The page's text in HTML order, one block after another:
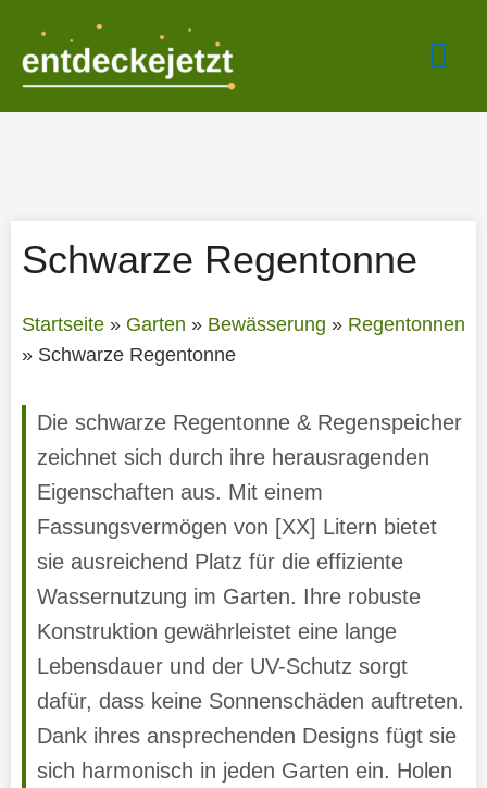
springen
Schwarze Regentonne
Startseite» Garten » Bewässerung » Regentonnen
» Schwarze Regentonne
Die schwarze Regentonne & Regenspeicher
zeichnet sich durch ihre herausragenden
Eigenschaften aus. Mit einem
Fassungsvermögen von [XX] Litern bietet
sie ausreichend Platz für die effiziente
Wassernutzung im Garten. Ihre robuste
Konstruktion gewährleistet eine lange
Lebensdauer und der UV-Schutz sorgt
dafür, dass keine Sonnenschäden auftreten.
Dank ihres ansprechenden Designs fügt sie
sich harmonisch in jeden Garten ein. Holen